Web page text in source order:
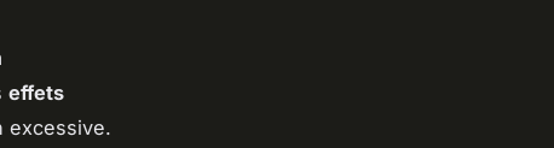
effets
excessive.